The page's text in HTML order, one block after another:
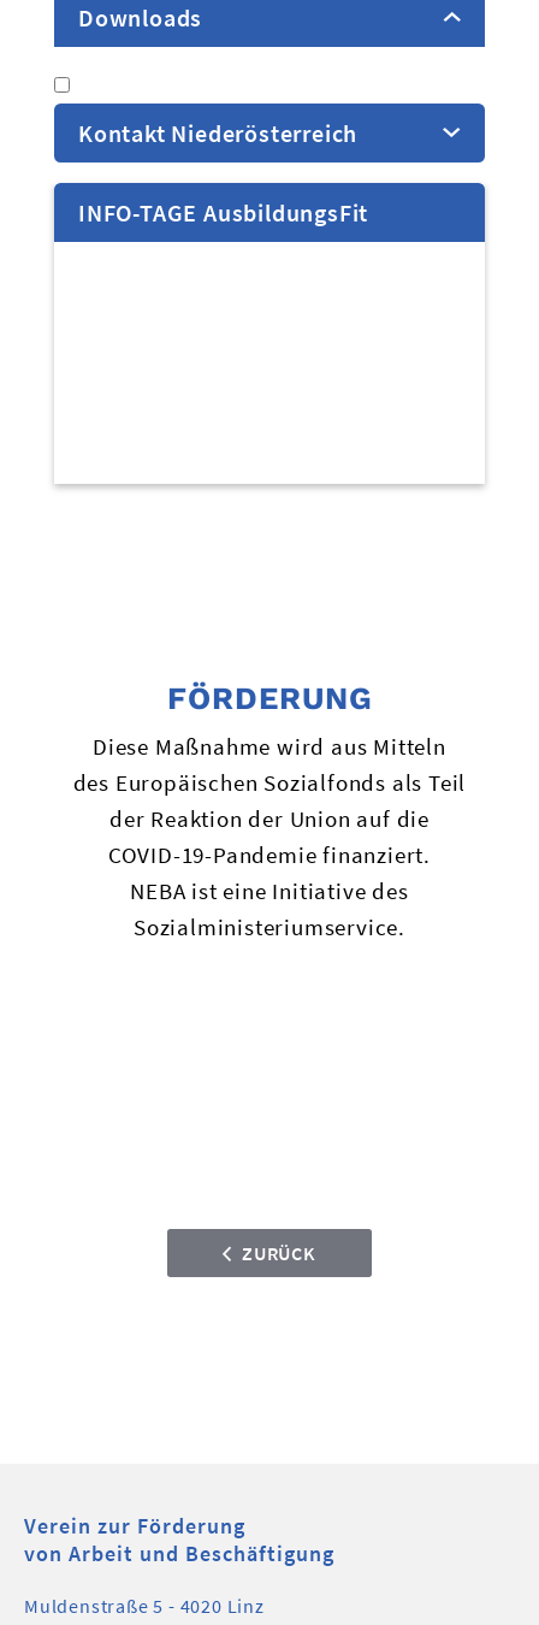
Downloads
leichter Sprache
Folder - Deutsch
Folder - Englisch
Folder - BKS
Kontakt Niederösterreich
INFO-TAGE AusbildungsFit
FÖRDERUNG
Diese Maßnahme wird aus Mitteln
des Europäischen Sozialfonds als Teil
der Reaktion der Union auf die
COVID-19-Pandemie finanziert.
NEBA ist eine Initiative des
Sozialministeriumservice.
ZURÜCK
Verein zur Förderung
von Arbeit und Beschäftigung
Muldenstraße 5 - 4020 Linz